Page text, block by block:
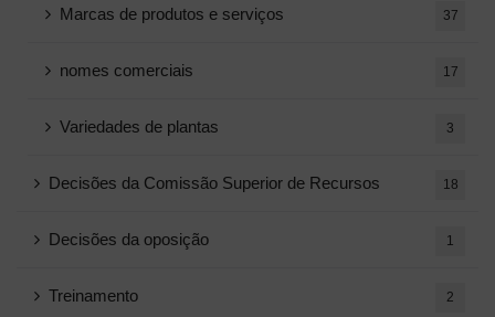
Marcas de produtos e serviços 37
nomes comerciais 17
Variedades de plantas 3
Decisões da Comissão Superior de Recursos 18
Decisões da oposição 1
Treinamento 2